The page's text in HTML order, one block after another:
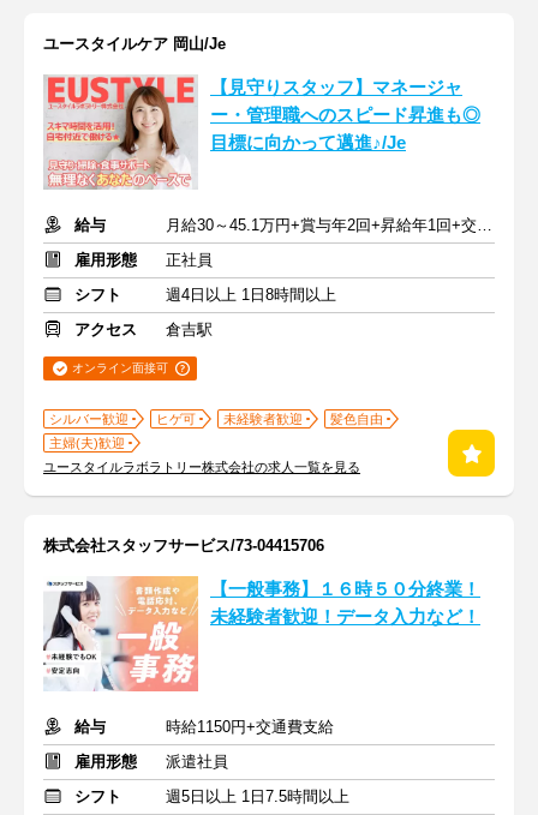
ユースタイルケア 岡山/Je
【見守りスタッフ】マネージャ
ー・管理職へのスピード昇進も◎
目標に向かって邁進♪/Je
給与
月給30～45.1万円+賞与年2回+昇給年1回+交通費全額
雇用形態
正社員
シフト
週4日以上 1日8時間以上
アクセス
倉吉駅
オンライン面接可
シルバー歓迎 ヒゲ可 未経験者歓迎
髪色自由
主婦(夫)歓迎
ユースタイルラボラトリー株式会社の求人一覧を見る
株式会社スタッフサービス/73-04415706
【一般事務】１６時５０分終業！
未経験者歓迎！データ入力など！
給与
時給1150円+交通費支給
雇用形態
派遣社員
シフト
週5日以上 1日7.5時間以上